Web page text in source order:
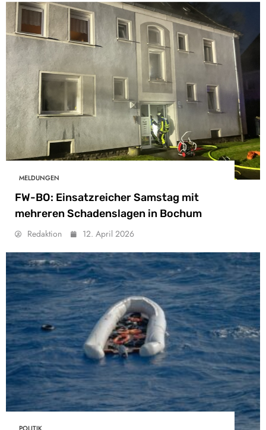
MELDUNGEN
FW-BO: Einsatzreicher Samstag mit
mehreren Schadenslagen in Bochum
Redaktion 12. April 2026